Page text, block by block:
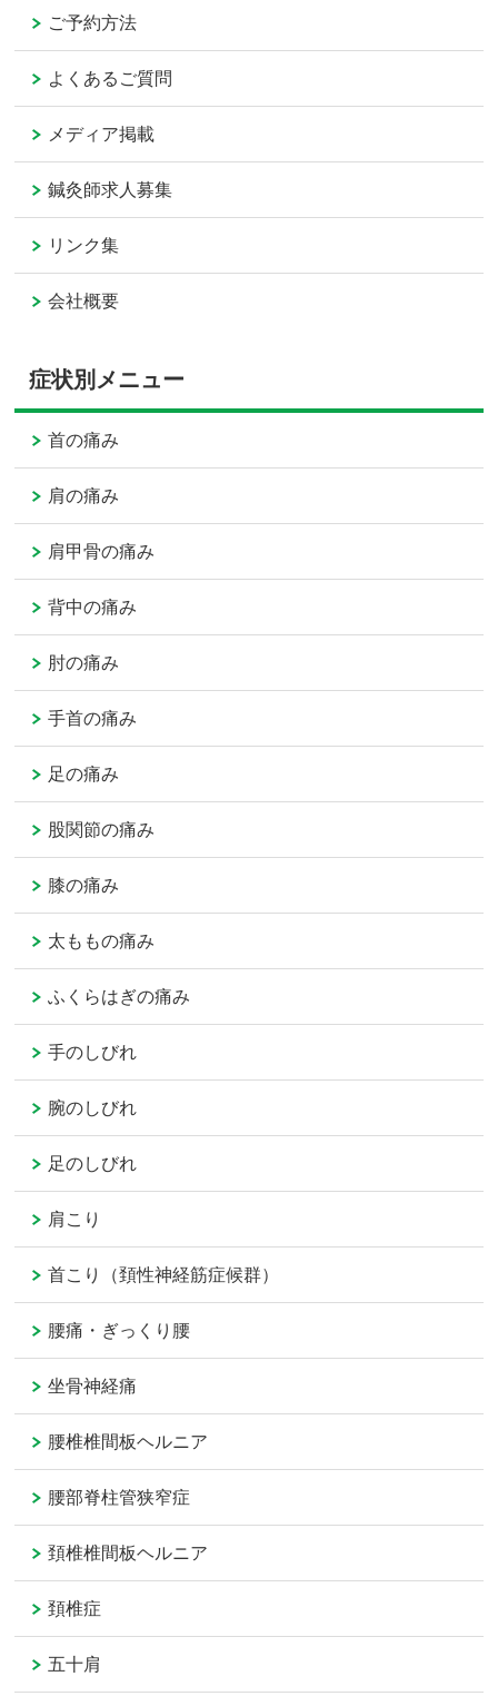
ご予約方法
よくあるご質問
メディア掲載
鍼灸師求人募集
リンク集
会社概要
症状別メニュー
首の痛み
肩の痛み
肩甲骨の痛み
背中の痛み
肘の痛み
手首の痛み
足の痛み
股関節の痛み
膝の痛み
太ももの痛み
ふくらはぎの痛み
手のしびれ
腕のしびれ
足のしびれ
肩こり
首こり（頚性神経筋症候群）
腰痛・ぎっくり腰
坐骨神経痛
腰椎椎間板ヘルニア
腰部脊柱管狭窄症
頚椎椎間板ヘルニア
頚椎症
五十肩